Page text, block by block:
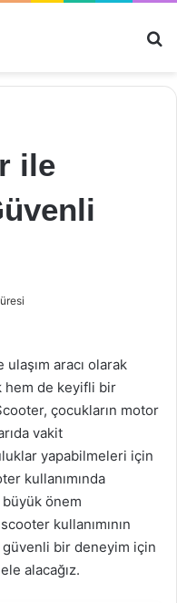
ile
aracı olarak
hem de keyifli bir
çocukların motor
vakit
yapabilmeleri için
kullanımında
önem
kullanımının
güvenli bir deneyim için
alacağız.